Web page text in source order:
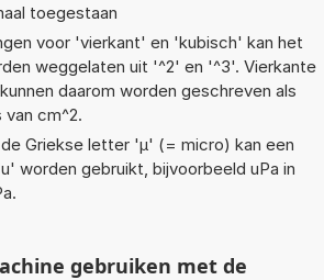
toegestaan
voor 'vierkant' en 'kubisch' kan het
weggelaten uit '^2' en '^3'. Vierkante
daarom worden geschreven als
van cm^2.
de Griekse letter 'µ' (= micro) kan een
worden gebruikt, bijvoorbeeld uPa in
gebruiken met de